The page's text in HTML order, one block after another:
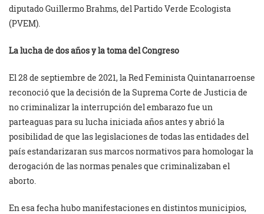
diputado Guillermo Brahms, del Partido Verde Ecologista
(PVEM).
La lucha de dos años y la toma del Congreso
El 28 de septiembre de 2021, la Red Feminista Quintanarroense
reconoció que la decisión de la Suprema Corte de Justicia de
no criminalizar la interrupción del embarazo fue un
parteaguas para su lucha iniciada años antes y abrió la
posibilidad de que las legislaciones de todas las entidades del
país estandarizaran sus marcos normativos para homologar la
derogación de las normas penales que criminalizaban el
aborto.
En esa fecha hubo manifestaciones en distintos municipios,